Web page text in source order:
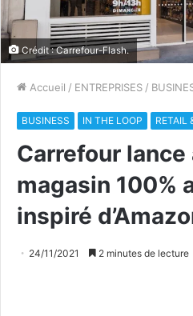
Crédit : Carrefour-Flash.
Accueil / ENTREPRISES /
BUSINESS IN THE LOOP RETAIL
Carrefour lance
magasin 100%
inspiré
24/11/2021 2 minutes de lecture